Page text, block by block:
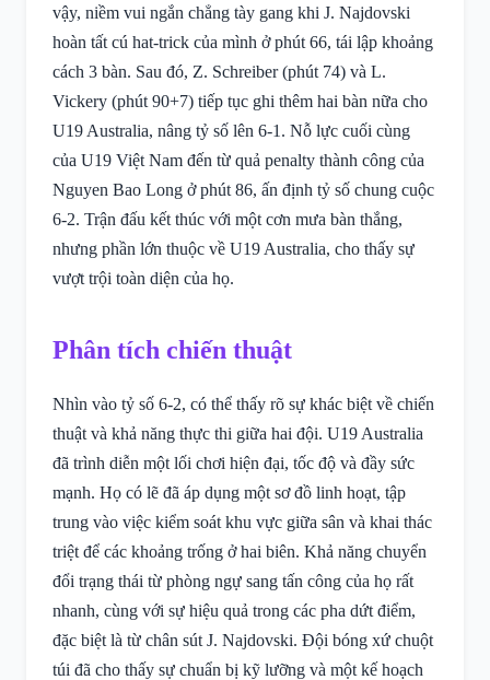
vậy, niềm vui ngắn chẳng tày gang khi J. Najdovski
hoàn tất cú hat-trick của mình ở phút 66, tái lập khoảng
cách 3 bàn. Sau đó, Z. Schreiber (phút 74) và L.
Vickery (phút 90+7) tiếp tục ghi thêm hai bàn nữa cho
U19 Australia, nâng tỷ số lên 6-1. Nỗ lực cuối cùng
của U19 Việt Nam đến từ quả penalty thành công của
Nguyen Bao Long ở phút 86, ấn định tỷ số chung cuộc
6-2. Trận đấu kết thúc với một cơn mưa bàn thắng,
nhưng phần lớn thuộc về U19 Australia, cho thấy sự
vượt trội toàn diện của họ.
Phân tích chiến thuật
Nhìn vào tỷ số 6-2, có thể thấy rõ sự khác biệt về chiến
thuật và khả năng thực thi giữa hai đội. U19 Australia
đã trình diễn một lối chơi hiện đại, tốc độ và đầy sức
mạnh. Họ có lẽ đã áp dụng một sơ đồ linh hoạt, tập
trung vào việc kiểm soát khu vực giữa sân và khai thác
triệt để các khoảng trống ở hai biên. Khả năng chuyển
đổi trạng thái từ phòng ngự sang tấn công của họ rất
nhanh, cùng với sự hiệu quả trong các pha dứt điểm,
đặc biệt là từ chân sút J. Najdovski. Đội bóng xứ chuột
túi đã cho thấy sự chuẩn bị kỹ lưỡng và một kế hoạch